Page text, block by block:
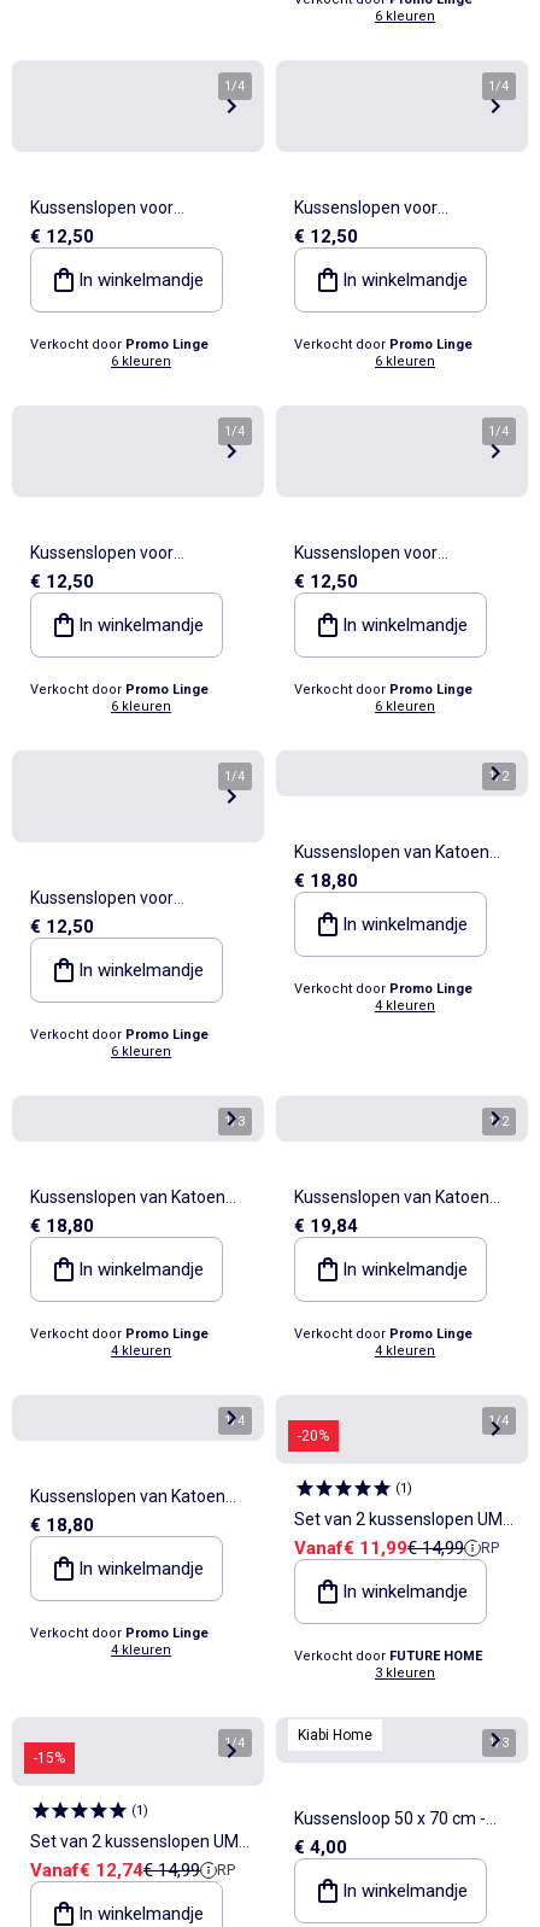
6 kleuren
1 /4
Kussenslopen voor
langwerpige kussens van
Katoen NOA PROMO LINGE
€ 12,50
In winkelmandje
Verkocht door Promo Linge
6 kleuren
1 /4
Kussenslopen voor
langwerpige kussens van
Katoen NOA PROMO LINGE
€ 12,50
In winkelmandje
Verkocht door Promo Linge
6 kleuren
1 /4
Kussenslopen voor
langwerpige kussens van
Katoen NOA PROMO LINGE
€ 12,50
In winkelmandje
Verkocht door Promo Linge
6 kleuren
1 /4
Kussenslopen voor
langwerpige kussens van
Katoen NOA PROMO LINGE
€ 12,50
In winkelmandje
Verkocht door Promo Linge
6 kleuren
1 /4
Kussenslopen voor
langwerpige kussens van
Katoen NOA PROMO LINGE
€ 12,50
In winkelmandje
Verkocht door Promo Linge
6 kleuren
1/2
Kussenslopen van Katoen
LIA PROMO LINGE
€ 18,80
In winkelmandje
Verkocht door Promo Linge
4 kleuren
1/3
Kussenslopen van Katoen
LIA PROMO LINGE
€ 18,80
In winkelmandje
Verkocht door Promo Linge
4 kleuren
1/2
Kussenslopen van Katoen
LIA PROMO LINGE
€ 19,84
In winkelmandje
Verkocht door Promo Linge
4 kleuren
1/4
Kussenslopen van Katoen
LIA PROMO LINGE
€ 18,80
In winkelmandje
Verkocht door Promo Linge
4 kleuren
-20%
1/4
(1)
Set van 2 kussenslopen UMA
effen katoen met ruches
Future Home
VanafVerkoopprijs
€ 11,99Referentieprijs
€ 14,99 RP
In winkelmandje
Verkocht door FUTURE HOME
3 kleuren
-15%
1/4
(1)
Set van 2 kussenslopen UMA
effen katoen met ruches
Future Home
VanafVerkoopprijs
€ 12,74Referentieprijs
€ 14,99 RP
In winkelmandje
Kiabi Home 1/3
Kussensloop 50 x 70 cm -
Kiabi Home
€ 4,00
In winkelmandje